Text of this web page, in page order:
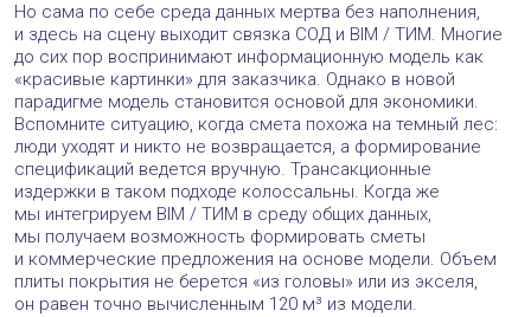
Но сама по себе среда данных мертва без наполнения,
и здесь на сцену выходит связка СОД и BIM / ТИМ. Многие
до сих пор воспринимают информационную модель как
«красивые картинки» для заказчика. Однако в новой
парадигме модель становится основой для экономики.
Вспомните ситуацию, когда смета похожа на темный лес:
люди уходят и никто не возвращается, а формирование
спецификаций ведется вручную. Трансакционные
издержки в таком подходе колоссальны. Когда же
мы интегрируем BIM / ТИМ в среду общих данных,
мы получаем возможность формировать сметы
и коммерческие предложения на основе модели. Объем
плиты покрытия не берется «из головы» или из экселя,
он равен точно вычисленным 120 м³ из модели.